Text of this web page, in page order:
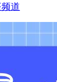
道